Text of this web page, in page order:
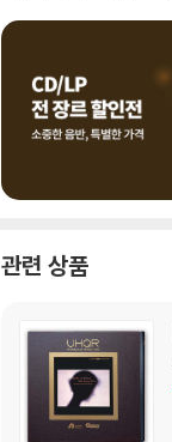
관련 상품